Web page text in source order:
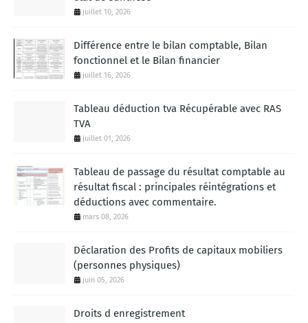
juillet 10, 2026
Différence entre le bilan comptable, Bilan
fonctionnel et le Bilan financier
juillet 16, 2026
Tableau déduction tva Récupérable avec RAS
TVA
juillet 01, 2026
Tableau de passage du résultat comptable au
résultat fiscal : principales réintégrations et
déductions avec commentaire.
mars 08, 2026
Déclaration des Profits de capitaux mobiliers
(personnes physiques)
juin 05, 2026
Droits d enregistrement